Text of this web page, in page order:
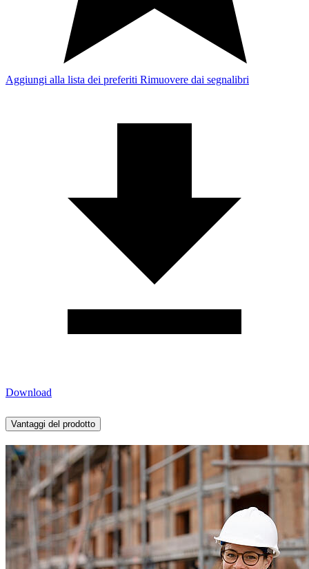
Aggiungi alla lista dei preferiti Rimuovere dai segnalibri
Download
Vantaggi del prodotto